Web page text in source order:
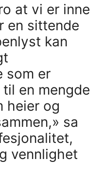
at vi er inne
en sittende
kan
som er
en mengde
heier og
sa
vennlighet